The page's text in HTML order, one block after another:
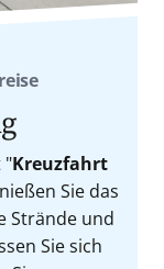
"Kreuzfahrt
Sie das
Strände und
Sie sich